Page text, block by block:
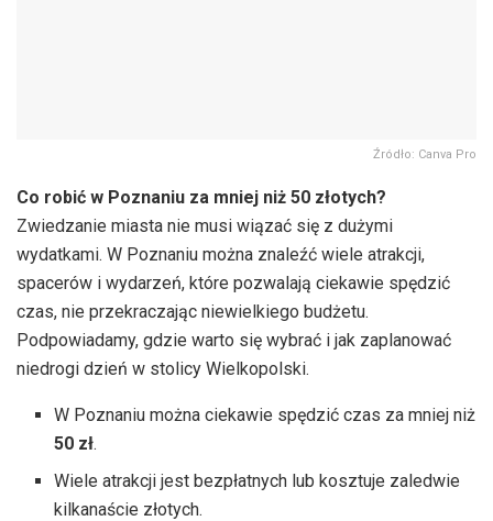
Źródło: Canva Pro
Co robić w Poznaniu za mniej niż 50 złotych?
Zwiedzanie miasta nie musi wiązać się z dużymi
wydatkami. W Poznaniu można znaleźć wiele atrakcji,
spacerów i wydarzeń, które pozwalają ciekawie spędzić
czas, nie przekraczając niewielkiego budżetu.
Podpowiadamy, gdzie warto się wybrać i jak zaplanować
niedrogi dzień w stolicy Wielkopolski.
W Poznaniu można ciekawie spędzić czas za mniej niż
50 zł.
Wiele atrakcji jest bezpłatnych lub kosztuje zaledwie
kilkanaście złotych.